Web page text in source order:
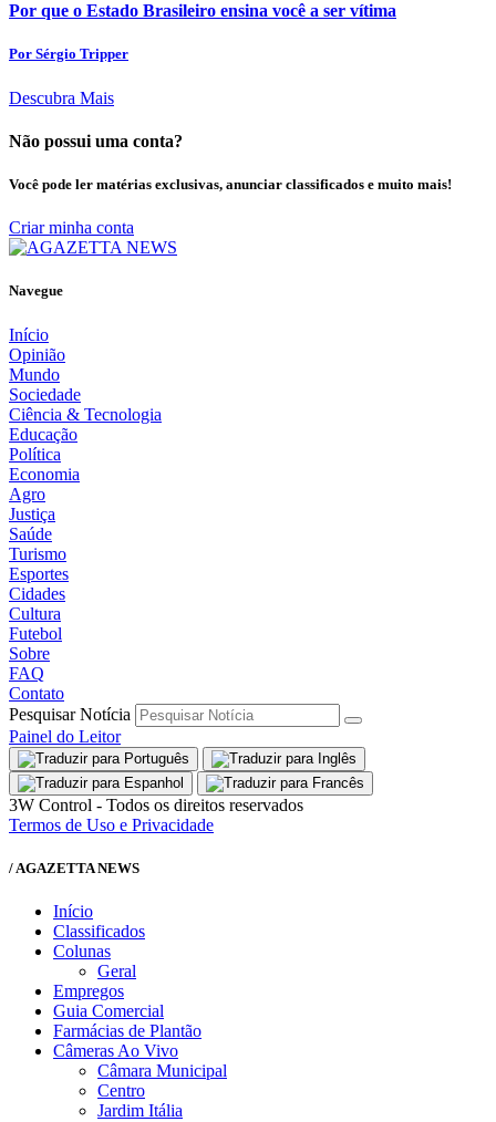
Por que o Estado Brasileiro ensina você a ser vítima
Por Sérgio Tripper
Descubra Mais
Não possui uma conta?
Você pode ler matérias exclusivas, anunciar classificados e muito mais!
Criar minha conta
Navegue
Início
Opinião
Mundo
Sociedade
Ciência & Tecnologia
Educação
Política
Economia
Agro
Justiça
Saúde
Turismo
Esportes
Cidades
Cultura
Futebol
Sobre
FAQ
Contato
Pesquisar Notícia
Painel do Leitor
3W Control - Todos os direitos reservados
Termos de Uso e Privacidade
/ AGAZETTA NEWS
Início
Classificados
Colunas
Geral
Empregos
Guia Comercial
Farmácias de Plantão
Câmeras Ao Vivo
Câmara Municipal
Centro
Jardim Itália